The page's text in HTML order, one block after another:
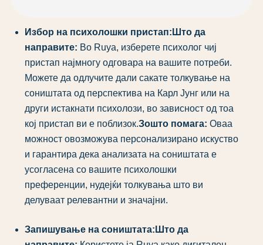
Избор на психолошки пристап: Што да
направите: Во Ruya, изберете психолог чиј
пристап најмногу одговара на вашите потреби.
Можете да одлучите дали сакате толкување на
соништата од перспектива на Карл Јунг или на
други истакнати психолози, во зависност од тоа
кој пристап ви е поблизок.Зошто помага: Оваа
можност овозможува персонализирано искуство
и гарантира дека анализата на соништата е
усогласена со вашите психолошки
преференции, нудејќи толкувања што ви
делуваат релевантни и значајни.
Запишување на соништата: Што да